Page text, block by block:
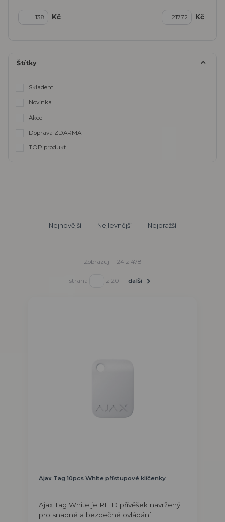
Kč Kč
Štítky
Skladem
Novinka
Akce
Doprava ZDARMA
TOP produkt
Nejnovější Nejlevnější Nejdražší
Zobrazuji 1-24 z 478
strana z 20 další
Ajax Tag 10pcs White přístupové klíčenky
Ajax Tag White je RFID přívěšek navržený
pro snadné a bezpečné ovládání